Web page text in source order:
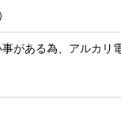
がある為、アルカリ